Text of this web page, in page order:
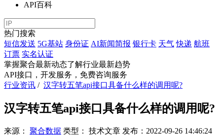
API百科
热门搜索
短信发送 5G基站 身份证 AI新闻简报 银行卡 天气 快递 航班
订票 实名认证
掌握聚合最新动态了解行业最新趋势
API接口，开发服务，免费咨询服务
行业资讯 / 汉字转五笔api接口具备什么样的调用呢?
汉字转五笔api接口具备什么样的调用呢?
来源： 聚合数据 类型： 技术文章 发布： 2022-09-26 14:46:24